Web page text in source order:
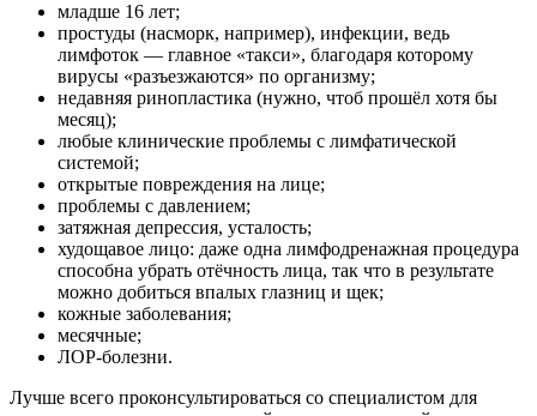
младше 16 лет;
простуды (насморк, например), инфекции, ведь
лимфоток — главное «такси», благодаря которому
вирусы «разъезжаются» по организму;
недавняя ринопластика (нужно, чтоб прошёл хотя бы
месяц);
любые клинические проблемы с лимфатической
системой;
открытые повреждения на лице;
проблемы с давлением;
затяжная депрессия, усталость;
худощавое лицо: даже одна лимфодренажная процедура
способна убрать отёчность лица, так что в результате
можно добиться впалых глазниц и щек;
кожные заболевания;
месячные;
ЛОР-болезни.
Лучше всего проконсультироваться со специалистом для